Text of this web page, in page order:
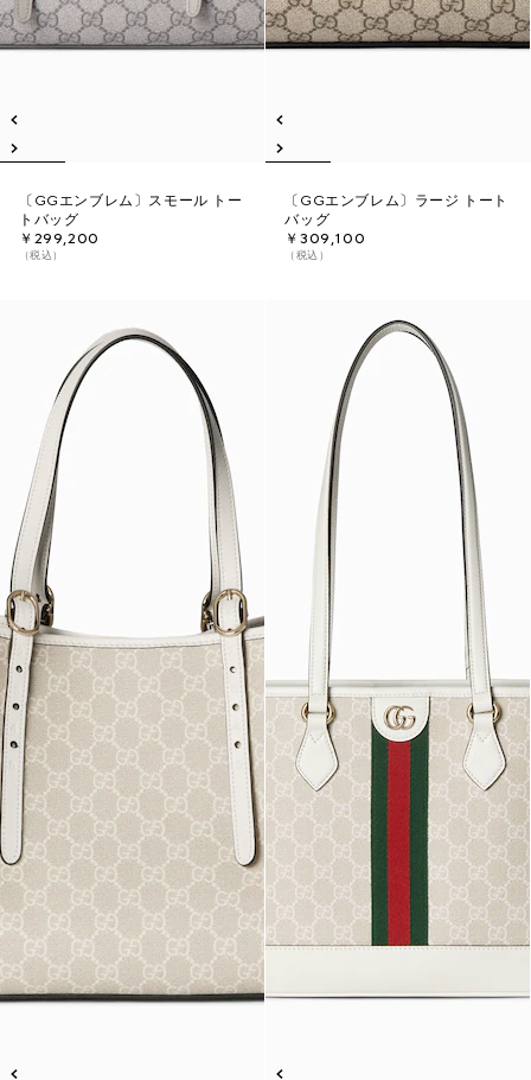
〔GGエンブレム〕スモール トー
トバッグ
￥299,200
（税込）
〔GGエンブレム〕ラージ トート
バッグ
￥309,100
（税込）